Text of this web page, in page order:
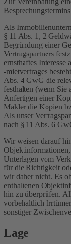
Als
§ 11 Abs. 1, 2
Begründung einer
Vertragspartners
ernsthaftes
-mietvertrages
Abs. 4 GwG die
festhalten (wenn Sie
Anfertigen einer
Makler die Kopien
Als unser
nach § 11 Abs. 6
Wir weisen darauf
Unterlagen vom
für die Richtigkeit
wir daher nicht. Es
enthaltenen
hin zu überprüfen.
vorbehaltlich
sonstiger
Lage